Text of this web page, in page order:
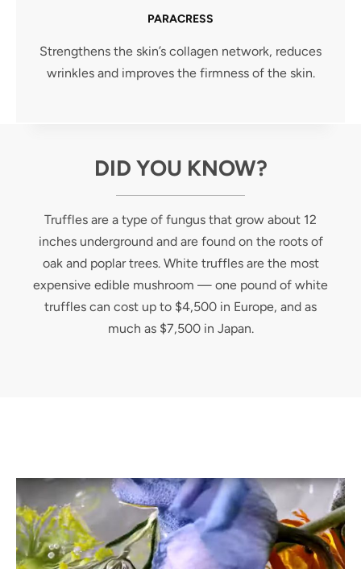
PARACRESS
Strengthens the skin’s collagen network, reduces
wrinkles and improves the firmness of the skin.
DID YOU KNOW?
Truffles are a type of fungus that grow about 12
inches underground and are found on the roots of
oak and poplar trees. White truffles are the most
expensive edible mushroom — one pound of white
truffles can cost up to $4,500 in Europe, and as
much as $7,500 in Japan.